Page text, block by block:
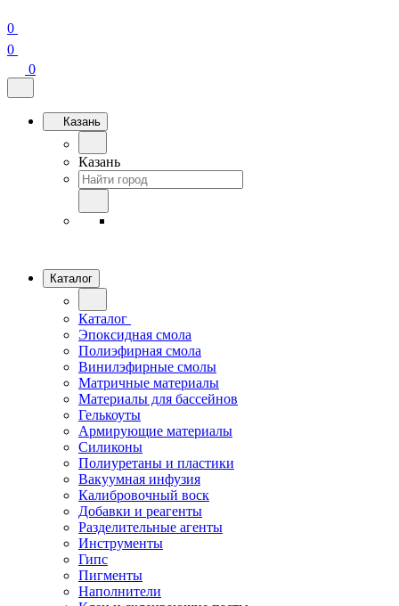
0
0
0
Казань
Казань
Каталог
Каталог
Эпоксидная смола
Полиэфирная смола
Винилэфирные смолы
Матричные материалы
Материалы для бассейнов
Гелькоуты
Армирующие материалы
Силиконы
Полиуретаны и пластики
Вакуумная инфузия
Калибровочный воск
Добавки и реагенты
Разделительные агенты
Инструменты
Гипс
Пигменты
Наполнители